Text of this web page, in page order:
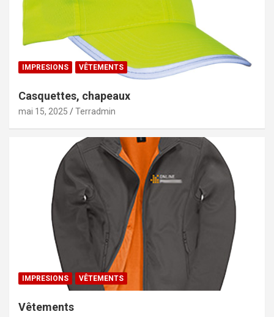
IMPRESIONS VÊTEMENTS
Casquettes, chapeaux
mai 15, 2025 Terradmin
IMPRESIONS VÊTEMENTS
Vêtements